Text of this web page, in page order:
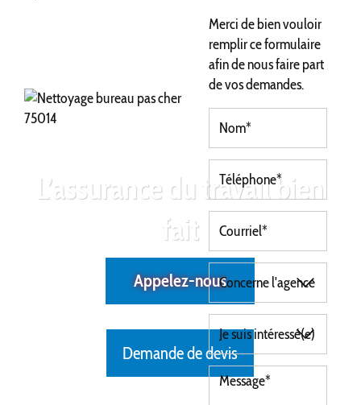
L’assurance du travail bien
fait
Appelez-nous
Demande de devis
Merci de bien vouloir
remplir ce formulaire
afin de nous faire part
de vos demandes.